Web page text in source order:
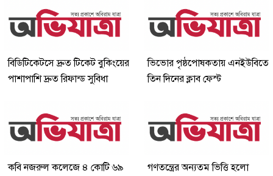
বিডিটিকেটসে দ্রুত টিকেট বুকিংয়ের
পাশাপাশি দ্রুত রিফান্ড সুবিধা
ভিভোর পৃষ্ঠপোষকতায় এনইউবিতে
তিন দিনের ক্লাব ফেস্ট
কবি নজরুল কলেজে ৪ কোটি ৬৯
গণতন্ত্রের অন্যতম ভিত্তি হলো